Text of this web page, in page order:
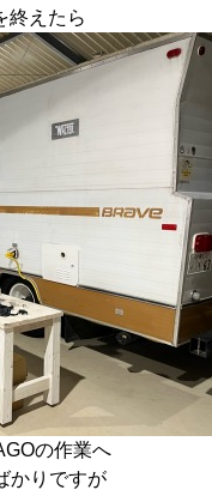
終えたら
の作業へ
かりですが